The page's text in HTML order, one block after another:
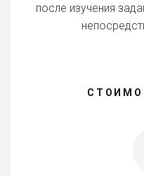
после изучения